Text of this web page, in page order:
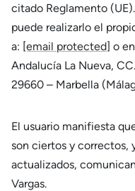
citado Reglamento
puede realizarlo el
a: [email protected] o
Andalucía La Nueva,
29660 – Marbella
El usuario manifiesta
son ciertos y correctos,
actualizados,
Vargas.